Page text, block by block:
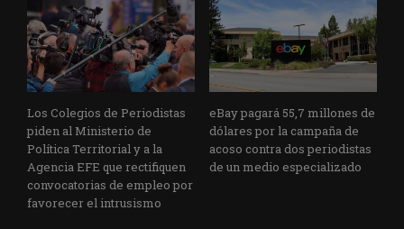
Los Colegios de Periodistas
piden al Ministerio de
Política Territorial y a la
Agencia EFE que rectifiquen
convocatorias de empleo por
favorecer el intrusismo
eBay pagará 55,7 millones de
dólares por la campaña de
acoso contra dos periodistas
de un medio especializado